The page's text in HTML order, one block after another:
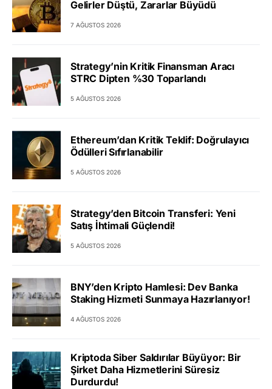
Gelirler Düştü, Zararlar Büyüdü
7 AĞUSTOS 2026
Strategy’nin Kritik Finansman Aracı
STRC Dipten %30 Toparlandı
5 AĞUSTOS 2026
Ethereum’dan Kritik Teklif: Doğrulayıcı
Ödülleri Sıfırlanabilir
5 AĞUSTOS 2026
Strategy’den Bitcoin Transferi: Yeni
Satış İhtimali Güçlendi!
5 AĞUSTOS 2026
BNY’den Kripto Hamlesi: Dev Banka
Staking Hizmeti Sunmaya Hazırlanıyor!
4 AĞUSTOS 2026
Kriptoda Siber Saldırılar Büyüyor: Bir
Şirket Daha Hizmetlerini Süresiz
Durdurdu!